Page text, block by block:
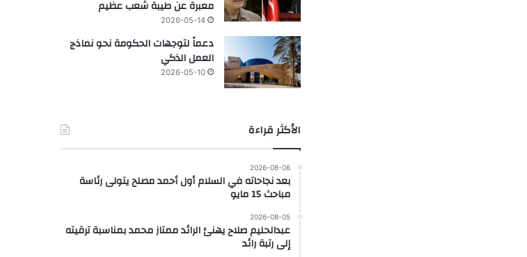
معبرة عن طيبة شعب عظيم
2026-05-14
دعماً لتوجهات الحكومة نحو نماذج
العمل الذكي
2026-05-10
الأكثر قراءة
2026-08-06
بعد نجاحاته في السلام أول أحمد مصلح يتولى رئاسة
مباحث 15 مايو
2026-08-05
عبدالحليم صلاح يهنئ الرائد ممتاز محمد بمناسبة ترقيته
إلى رتبة رائد